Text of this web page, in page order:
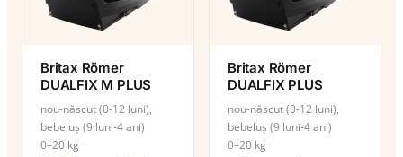
Britax Römer
DUALFIX M PLUS
nou-născut (0-12 luni),
bebeluș (9 luni-4 ani)
0–20 kg
Britax Römer
DUALFIX PLUS
nou-născut (0-12 luni),
bebeluș (9 luni-4 ani)
0–20 kg